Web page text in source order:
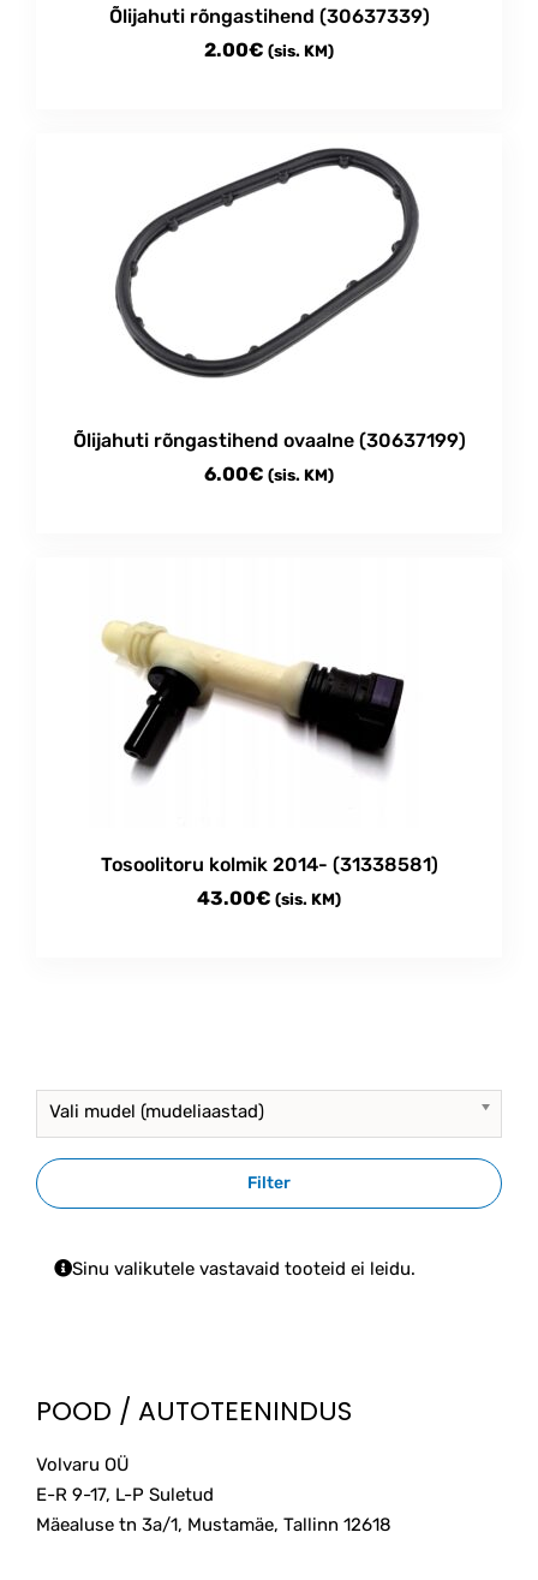
Õlijahuti rõngastihend (30637339)
2.00€ (sis. KM)
Õlijahuti rõngastihend ovaalne (30637199)
6.00€ (sis. KM)
Tosoolitoru kolmik 2014- (31338581)
43.00€ (sis. KM)
Vali mudel (mudeliaastad)
Filter
Sinu valikutele vastavaid tooteid ei leidu.
POOD / AUTOTEENINDUS
Volvaru OÜ
E-R 9-17, L-P Suletud
Mäealuse tn 3a/1, Mustamäe, Tallinn 12618